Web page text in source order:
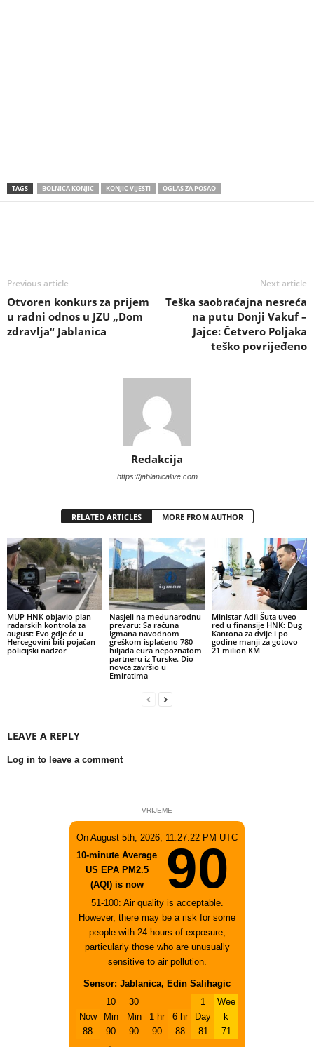
TAGS BOLNICA KONJIC KONJIC VIJESTI OGLAS ZA POSAO
Previous article
Otvoren konkurs za prijem
u radni odnos u JZU „Dom
zdravlja“ Jablanica
Next article
Teška saobraćajna nesreća
na putu Donji Vakuf –
Jajce: Četvero Poljaka
teško povrijeđeno
Redakcija
https://jablanicalive.com
RELATED ARTICLES MORE FROM AUTHOR
MUP HNK objavio plan
radarskih kontrola za
august: Evo gdje će u
Hercegovini biti pojačan
policijski nadzor
Nasjeli na međunarodnu
prevaru: Sa računa
Igmana navodnom
greškom isplaćeno 780
hiljada eura nepoznatom
partneru iz Turske. Dio
novca završio u
Emiratima
Ministar Adil Šuta uveo
red u finansije HNK: Dug
Kantona za dvije i po
godine manji za gotovo
21 milion KM
LEAVE A REPLY
Log in to leave a comment
- VRIJEME -
On August 5th, 2026, 11:27:22 PM UTC
10-minute Average
US EPA PM2.5
(AQI) is now
90
51-100: Air quality is acceptable.
However, there may be a risk for some
people with 24 hours of exposure,
particularly those who are unusually
sensitive to air pollution.
Sensor: Jablanica, Edin Salihagic
Now
88
10
Min
90
30
Min
90
1 hr
90
6 hr
88
1
Day
81
Wee
k
71